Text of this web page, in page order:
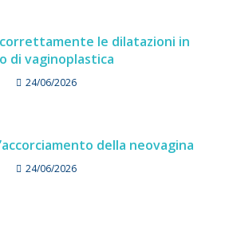
le dilatazioni in
di vaginoplastica
24/06/2026
della neovagina
24/06/2026